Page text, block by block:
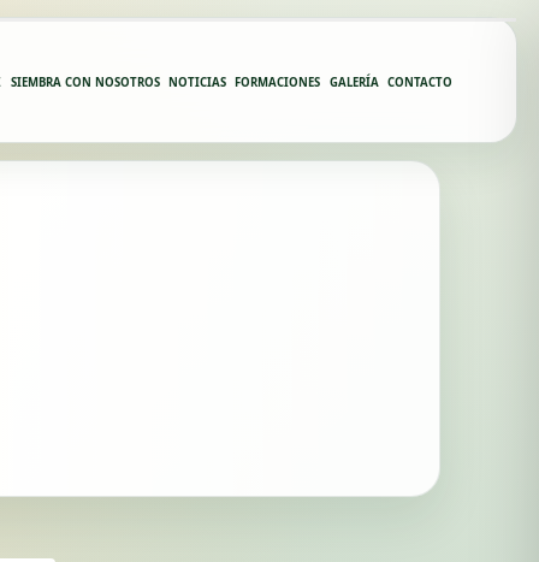
SIEMBRA CON NOSOTROS NOTICIAS FORMACIONES GALERÍA CONTACTO